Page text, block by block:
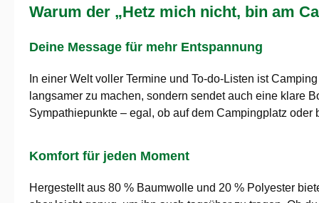
Warum der „Hetz mich nicht, bin am
Deine Message für mehr Entspannung
In einer Welt voller Termine und To-do-Listen ist
langsamer zu machen, sondern sendet auch eine klare
Sympathiepunkte – egal, ob auf dem Campingplatz
Komfort für jeden Moment
Hergestellt aus 80 % Baumwolle und 20 % Polyester